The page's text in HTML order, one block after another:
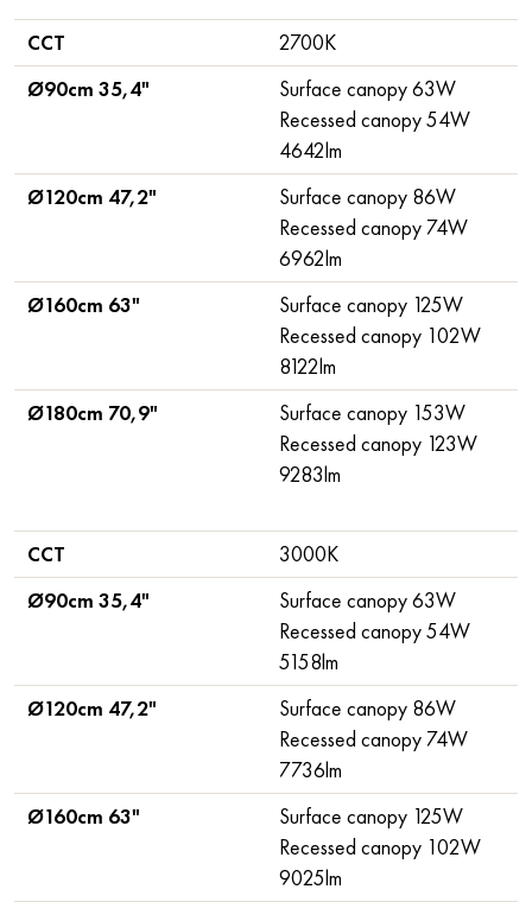
CCT
2700K
Ø90cm 35,4"
Surface canopy 63W
Recessed canopy 54W
4642lm
Ø120cm 47,2"
Surface canopy 86W
Recessed canopy 74W
6962lm
Ø160cm 63"
Surface canopy 125W
Recessed canopy 102W
8122lm
Ø180cm 70,9"
Surface canopy 153W
Recessed canopy 123W
9283lm
CCT
3000K
Ø90cm 35,4"
Surface canopy 63W
Recessed canopy 54W
5158lm
Ø120cm 47,2"
Surface canopy 86W
Recessed canopy 74W
7736lm
Ø160cm 63"
Surface canopy 125W
Recessed canopy 102W
9025lm